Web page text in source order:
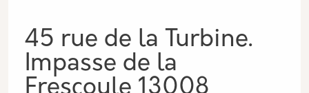
45 rue de la Turbine.
Impasse de la